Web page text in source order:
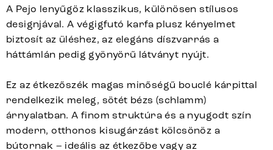
A Pejo lenyűgöz klasszikus, különösen stílusos
designjával. A végigfutó karfa plusz kényelmet
biztosít az üléshez, az elegáns díszvarrás a
háttámlán pedig gyönyörű látványt nyújt.
Ez az étkezőszék magas minőségű bouclé kárpittal
rendelkezik meleg, sötét bézs (schlamm)
árnyalatban. A finom struktúra és a nyugodt szín
modern, otthonos kisugárzást kölcsönöz a
bútornak – ideális az étkezőbe vagy az